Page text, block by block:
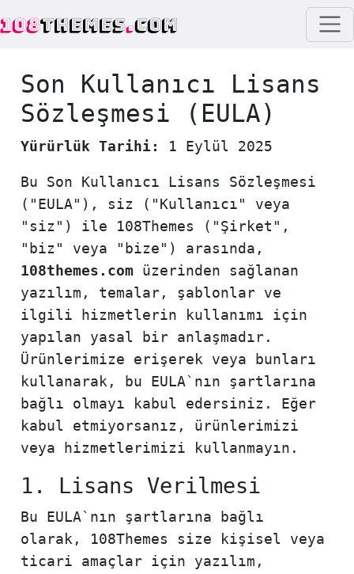
108THEMES.COM
Son Kullanıcı Lisans
Sözleşmesi (EULA)
Yürürlük Tarihi: 1 Eylül 2025
Bu Son Kullanıcı Lisans Sözleşmesi
("EULA"), siz ("Kullanıcı" veya
"siz") ile 108Themes ("Şirket",
"biz" veya "bize") arasında,
108themes.com üzerinden sağlanan
yazılım, temalar, şablonlar ve
ilgili hizmetlerin kullanımı için
yapılan yasal bir anlaşmadır.
Ürünlerimize erişerek veya bunları
kullanarak, bu EULA`nın şartlarına
bağlı olmayı kabul edersiniz. Eğer
kabul etmiyorsanız, ürünlerimizi
veya hizmetlerimizi kullanmayın.
1. Lisans Verilmesi
Bu EULA`nın şartlarına bağlı
olarak, 108Themes size kişisel veya
ticari amaçlar için yazılım,